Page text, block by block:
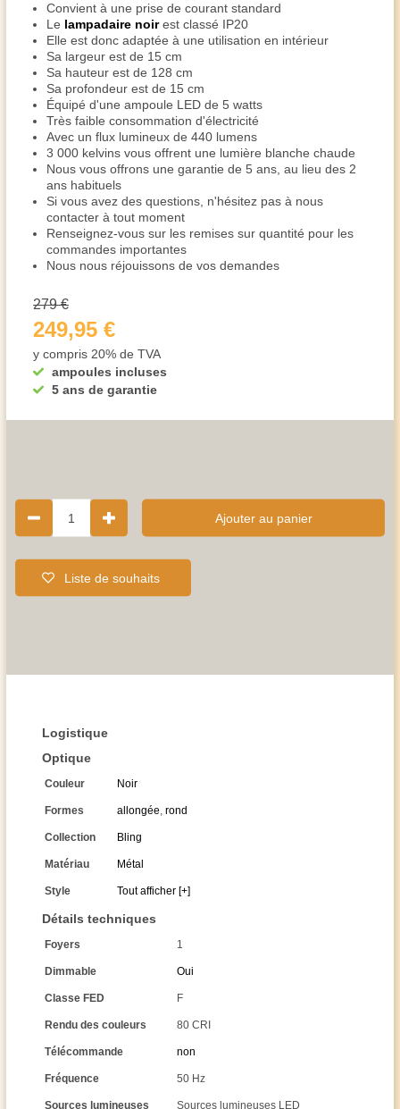
Convient à une prise de courant standard
Le lampadaire noirest classé IP20
Elle est donc adaptée à une utilisation en intérieur
Sa largeur est de 15 cm
Sa hauteur est de 128 cm
Sa profondeur est de 15 cm
Équipé d'une ampoule LED de 5 watts
Très faible consommation d'électricité
Avec un flux lumineux de 440 lumens
3 000 kelvins vous offrent une lumière blanche chaude
Nous vous offrons une garantie de 5 ans, au lieu des 2
ans habituels
Si vous avez des questions, n'hésitez pas à nous
contacter à tout moment
Renseignez-vous sur les remises sur quantité pour les
commandes importantes
Nous nous réjouissons de vos demandes
ampoules incluses
5 ans de garantie
279 €
249,95 €
y compris 20% de TVA
1 Ajouter au panier
Liste de souhaits
Logistique
Optique
Couleur Noir
Formes allongée, rond
Collection Bling
Matériau Métal
Style Tout afficher [+]
Détails techniques
Foyers 1
Dimmable Oui
Classe FED F
Rendu des couleurs 80 CRI
Télécommande non
Fréquence 50 Hz
Sources lumineuses Sources lumineuses LED